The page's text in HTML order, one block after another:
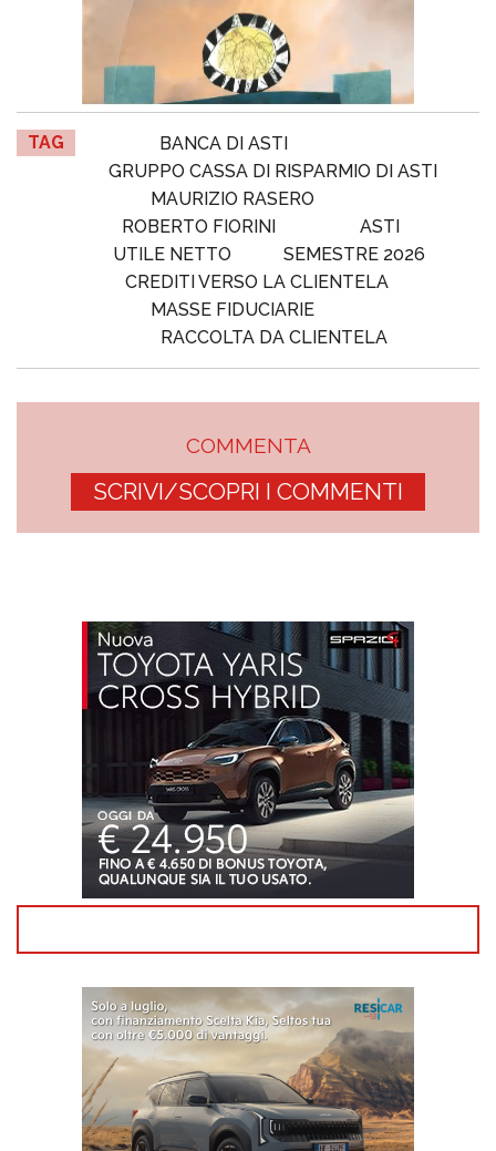
TAG
BANCA DI ASTI
GRUPPO CASSA DI RISPARMIO DI ASTI
MAURIZIO RASERO
ROBERTO FIORINI
ASTI
UTILE NETTO
SEMESTRE 2026
CREDITI VERSO LA CLIENTELA
MASSE FIDUCIARIE
RACCOLTA DA CLIENTELA
COMMENTA
SCRIVI/SCOPRI I COMMENTI